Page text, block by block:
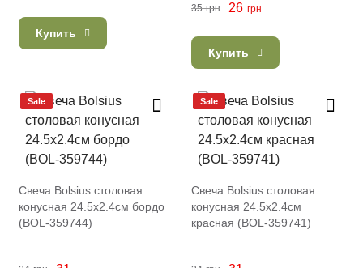
Купить
35 грн 26 грн
Купить
Sale
Свеча Bolsius столовая
конусная 24.5х2.4см бордо
(BOL-359744)
Sale
Свеча Bolsius столовая
конусная 24.5х2.4см
красная (BOL-359741)